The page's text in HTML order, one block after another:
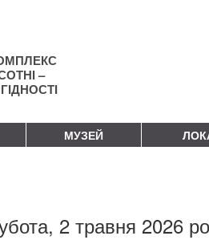
–
МУЗЕЙ
2 травня 2026